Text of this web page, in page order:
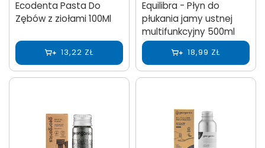
Ecodenta Pasta Do
Zębów z ziołami 100Ml
13,22 ZŁ
Equilibra - Płyn do
płukania jamy ustnej
multifunkcyjny 500ml
18,99 ZŁ